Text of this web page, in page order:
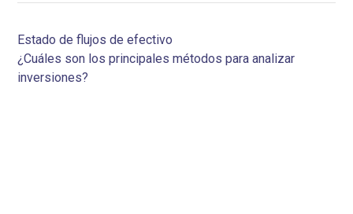
Estado de flujos de efectivo
¿Cuáles son los principales métodos para analizar
inversiones?